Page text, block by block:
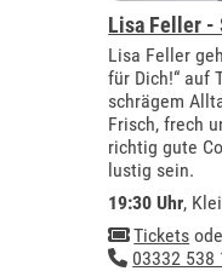
Lisa Feller -
Lisa Feller
für Dich!“ auf
schrägem
Frisch, frech
richtig gute
lustig sein.
19:30 Uhr,
Tickets
03332 538